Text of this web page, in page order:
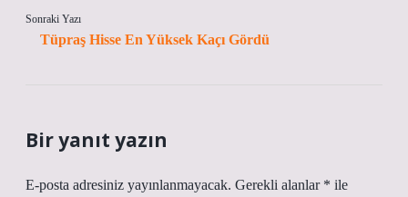
Sonraki Yazı
Tüpraş Hisse En Yüksek Kaçı Gördü
Bir yanıt yazın
E-posta adresiniz yayınlanmayacak. Gerekli alanlar * ile